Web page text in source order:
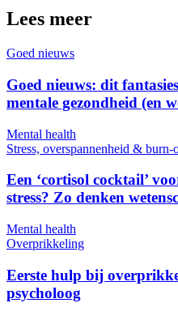
Lees meer
Goed nieuws
Goed nieuws: dit
mentale gezondheid (en
Mental health
Stress, overspannenheid & burn-
Een ‘cortisol cocktail’
stress? Zo denken
Mental health
Overprikkeling
Eerste hulp bij
psycholoog